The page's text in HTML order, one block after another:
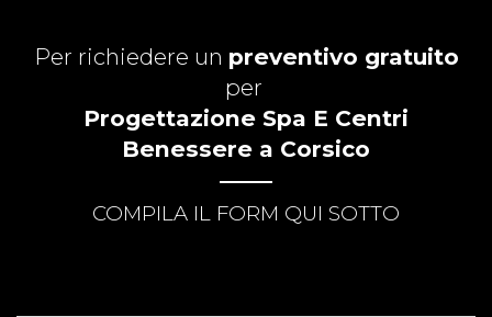
Per richiedere un preventivo gratuito
per
Progettazione Spa E Centri
Benessere a Corsico
COMPILA IL FORM QUI SOTTO